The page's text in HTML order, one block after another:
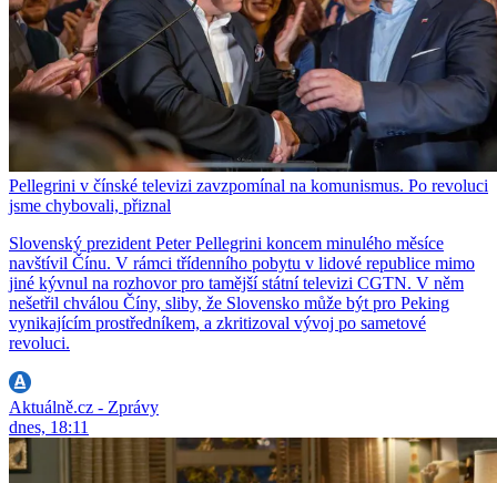
Pellegrini v čínské televizi zavzpomínal na komunismus. Po revoluci
jsme chybovali, přiznal
Slovenský prezident Peter Pellegrini koncem minulého měsíce
navštívil Čínu. V rámci třídenního pobytu v lidové republice mimo
jiné kývnul na rozhovor pro tamější státní televizi CGTN. V něm
nešetřil chválou Číny, sliby, že Slovensko může být pro Peking
vynikajícím prostředníkem, a zkritizoval vývoj po sametové
revoluci.
Aktuálně.cz - Zprávy
dnes, 18:11